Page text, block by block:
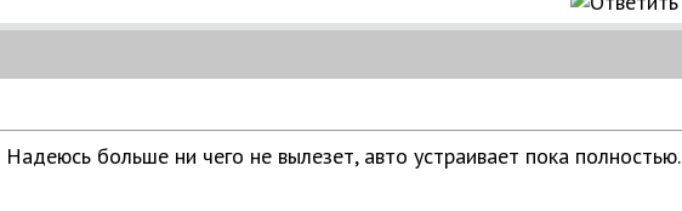
Надеюсь больше ни чего не вылезет, авто устраивает пока полностью.